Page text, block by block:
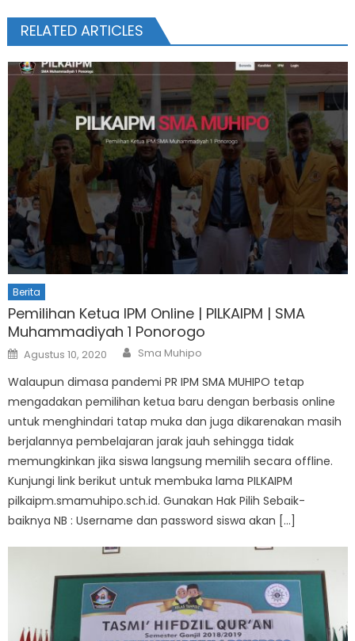
RELATED ARTICLES
Berita
Pemilihan Ketua IPM Online | PILKAIPM | SMA
Muhammadiyah 1 Ponorogo
Posted
on
Agustus 10, 2020 Author
Sma Muhipo
Walaupun dimasa pandemi PR IPM SMA MUHIPO tetap
mengadakan pemilihan ketua baru dengan berbasis online
untuk menghindari tatap muka dan juga dikarenakan masih
berjalannya pembelajaran jarak jauh sehingga tidak
memungkinkan jika siswa langsung memilih secara offline.
Kunjungi link berikut untuk membuka lama PILKAIPM
pilkaipm.smamuhipo.sch.id. Gunakan Hak Pilih Sebaik-
baiknya NB : Username dan password siswa akan […]